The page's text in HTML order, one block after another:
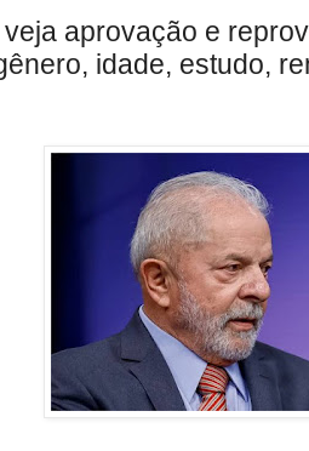
aprovação e
idade, estudo,